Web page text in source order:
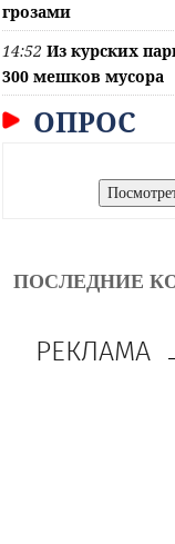
грозами
14:52 Из курских
300 мешков мусора
ОПРОС
ПОСЛЕДНИЕ
РЕКЛАМА